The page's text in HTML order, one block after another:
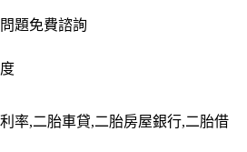
題免費諮詢
率,二胎車貸,二胎房屋銀行,二胎借